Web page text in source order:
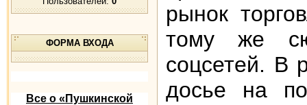
ФОРМА ВХОДА
Все о «Пушкинской
рынок
тому же
соцсетей. В
досье на